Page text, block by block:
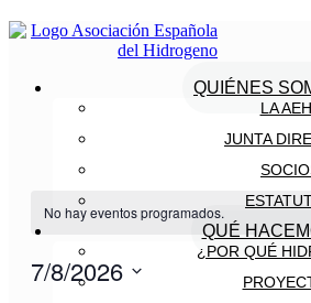
QUIÉNES
LA
JUNTA
QUÉ
¿POR QUÉ
No hay eventos programados.
7/8/2026